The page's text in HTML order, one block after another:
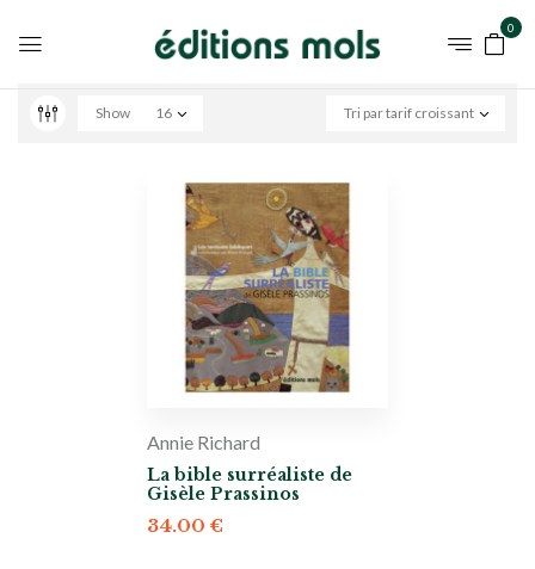
0
Tri par tarif croissant
Show 16
Annie Richard
La bible surréaliste de
Gisèle Prassinos
34.00€